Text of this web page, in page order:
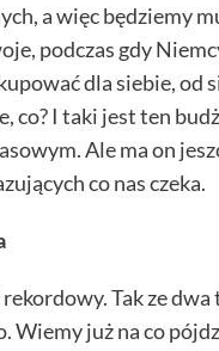
a więc będziemy
podczas gdy
dla siebie, od
co? I taki jest ten
Ale ma on
co nas czeka.
Tak ze dwa
Wiemy już na co